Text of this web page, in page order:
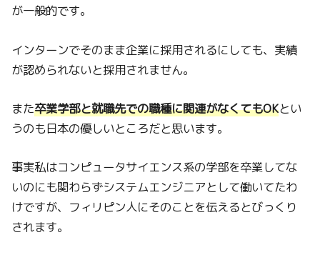
が一般的です。
インターンでそのまま企業に採用されるにしても、実績
が認められないと採用されません。
また卒業学部と就職先での職種に関連がなくてもOKとい
うのも日本の優しいところだと思います。
事実私はコンピュータサイエンス系の学部を卒業してな
いのにも関わらずシステムエンジニアとして働いてたわ
けですが、フィリピン人にそのことを伝えるとびっくり
されます。